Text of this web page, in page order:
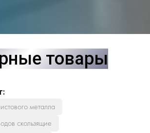
товары
металла
скользящие